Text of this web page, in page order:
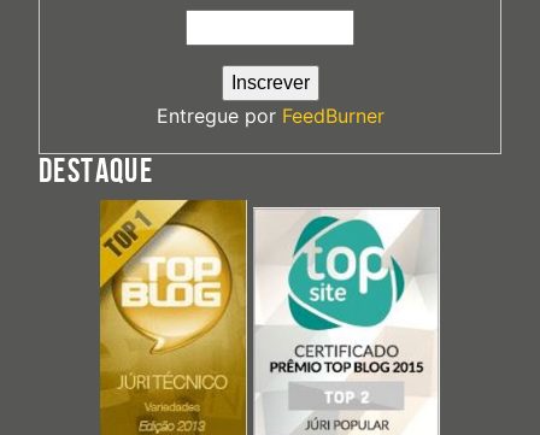
Entregue por FeedBurner
DESTAQUE